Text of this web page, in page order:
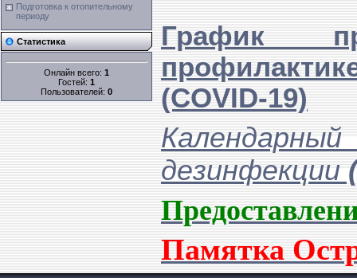
Подготовка к отопительному
периоду
Статистика
Онлайн всего: 1
Гостей: 1
Пользователей: 0
График
(COVID-19)
дезинфекции
Памятка